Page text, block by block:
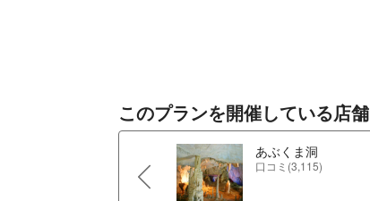
このプランを開催している店舗
あぶくま洞
口コミ(3,115)